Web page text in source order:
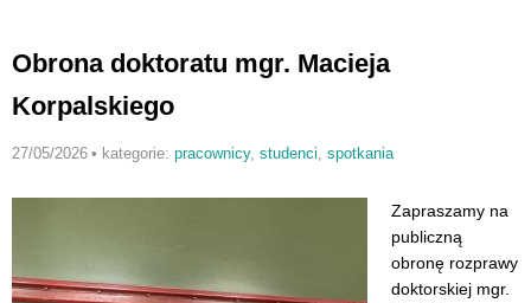
Obrona doktoratu mgr. Macieja
Korpalskiego
27/05/2026 • kategorie: pracownicy, studenci spotkania
Zapraszamy na
publiczną
obronę rozprawy
doktorskiej mgr.